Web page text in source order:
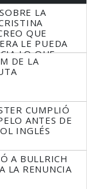
LA
QUE
LE PUEDA
LO QUE
DE LA
CUMPLIÓ
ANTES DE
INGLÉS
A BULLRICH
LA RENUNCIA